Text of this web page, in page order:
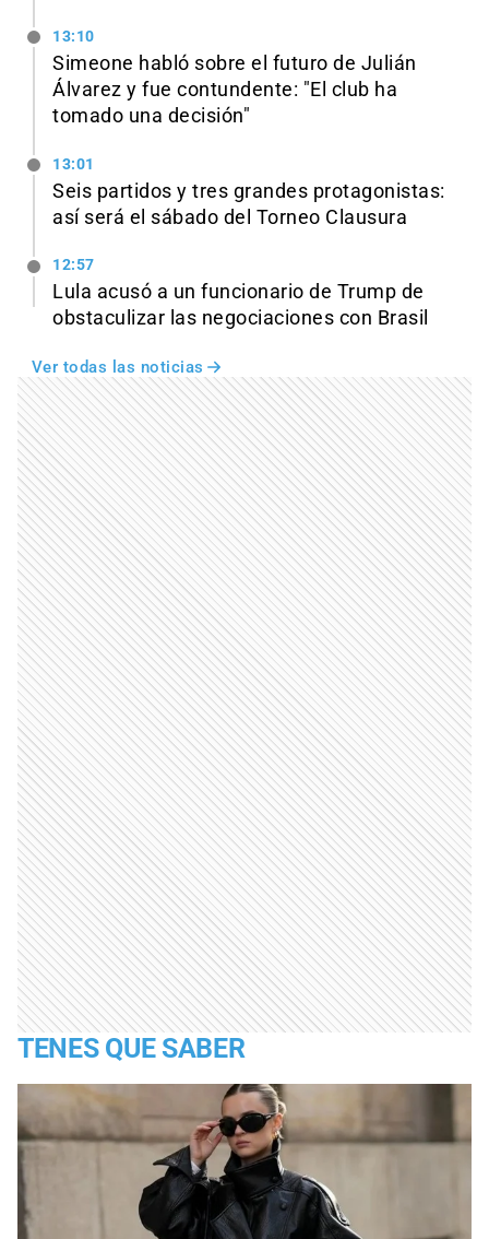
13:10
Simeone habló sobre el futuro de Julián
Álvarez y fue contundente: "El club ha
tomado una decisión"
13:01
Seis partidos y tres grandes protagonistas:
así será el sábado del Torneo Clausura
12:57
Lula acusó a un funcionario de Trump de
obstaculizar las negociaciones con Brasil
Ver todas las noticias
TENES QUE SABER